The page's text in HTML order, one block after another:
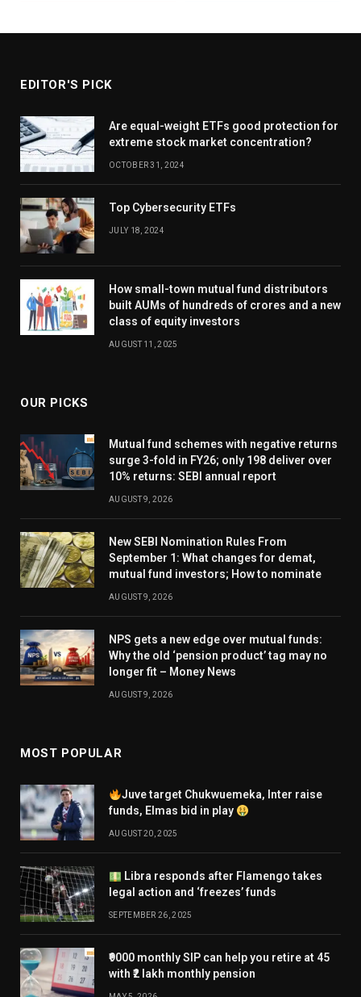
EDITOR'S PICK
Are equal-weight ETFs good protection for
extreme stock market concentration?
OCTOBER 31, 2024
Top Cybersecurity ETFs
JULY 18, 2024
How small-town mutual fund distributors
built AUMs of hundreds of crores and a new
class of equity investors
AUGUST 11, 2025
OUR PICKS
Mutual fund schemes with negative returns
surge 3-fold in FY26; only 198 deliver over
10% returns: SEBI annual report
AUGUST 9, 2026
New SEBI Nomination Rules From
September 1: What changes for demat,
mutual fund investors; How to nominate
AUGUST 9, 2026
NPS gets a new edge over mutual funds:
Why the old ‘pension product’ tag may no
longer fit – Money News
AUGUST 9, 2026
MOST POPULAR
Juve target Chukwuemeka, Inter raise
funds, Elmas bid in play
AUGUST 20, 2025
Libra responds after Flamengo takes
legal action and ‘freezes’ funds
SEPTEMBER 26, 2025
₹9000 monthly SIP can help you retire at 45
with ₹2 lakh monthly pension